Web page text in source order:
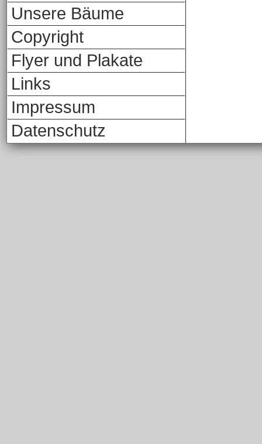
Unsere Bäume
Copyright
Flyer und Plakate
Links
Impressum
Datenschutz